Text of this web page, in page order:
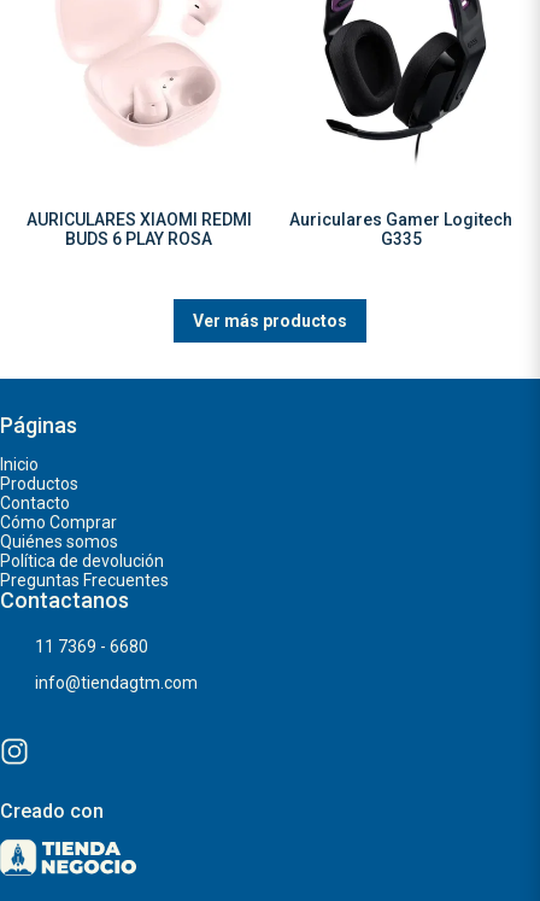
AURICULARES XIAOMI REDMI
BUDS 6 PLAY ROSA
Auriculares Gamer Logitech
G335
Ver más productos
Páginas
Inicio
Productos
Contacto
Cómo Comprar
Quiénes somos
Política de devolución
Preguntas Frecuentes
Contactanos
11 7369 - 6680
info@tiendagtm.com
Creado con